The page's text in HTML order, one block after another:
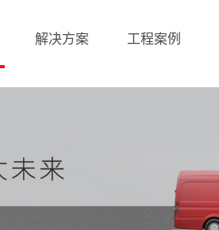
解决方案 工程案例